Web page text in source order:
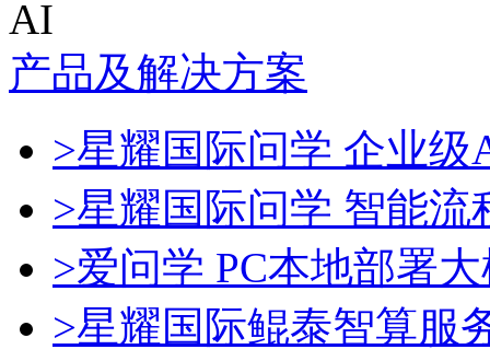
AI
产品及解决方案
>星耀国际问学 企业级
>星耀国际问学 智能流
>爱问学 PC本地部署
>星耀国际鲲泰智算服